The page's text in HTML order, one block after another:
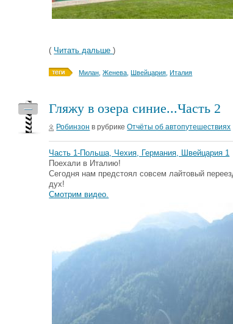
( Читать дальше)
Милан ,Женева ,Швейцария ,Италия
Гляжу в озера синие...Часть 2
Робинзон в рубрикеОтчёты об автопутешествиях
Часть 1-Польша, Чехия, Германия, Швейцария 1
Поехали в Италию!
Сегодня нам предстоял совсем лайтовый
дух!
Смотрим видео.
—